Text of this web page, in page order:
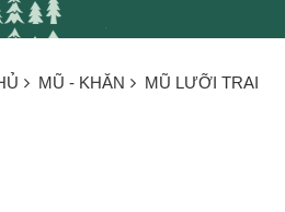
MŨ - KHĂN MŨ LƯỠI TRAI